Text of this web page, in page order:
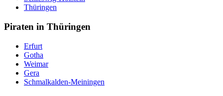
Thüringen
Piraten in Thüringen
Erfurt
Gotha
Weimar
Gera
Schmalkalden-Meiningen